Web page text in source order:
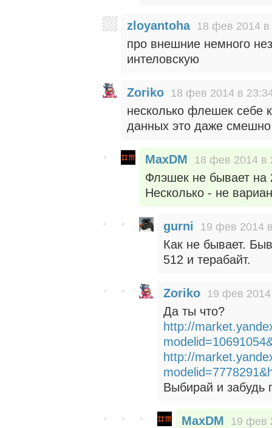
zloyantoha 18 фев 2014 в
про внешние немного
интеловскую
Zoriko 18 фев 2014 в
несколько флешек себе
данных это даже смешно
MaxDM 18 фев 2014 в
Флэшек не бывает на
Несколько - не
gurni 19 фев 2014
Как не бывает.
512 и терабайт.
Zoriko 19 фев
Да ты что?
http://
http://
Выбирай и забудь
MaxDM 19 фев